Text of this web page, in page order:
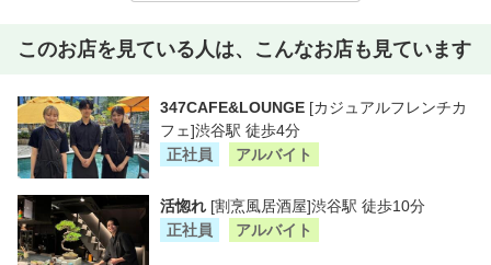
このお店を見ている人は、こんなお店も見ています
347CAFE&LOUNGE [カジュアルフレンチカ
フェ]渋谷駅 徒歩4分
正社員
アルバイト
活惚れ [割烹風居酒屋]渋谷駅 徒歩10分
正社員
アルバイト